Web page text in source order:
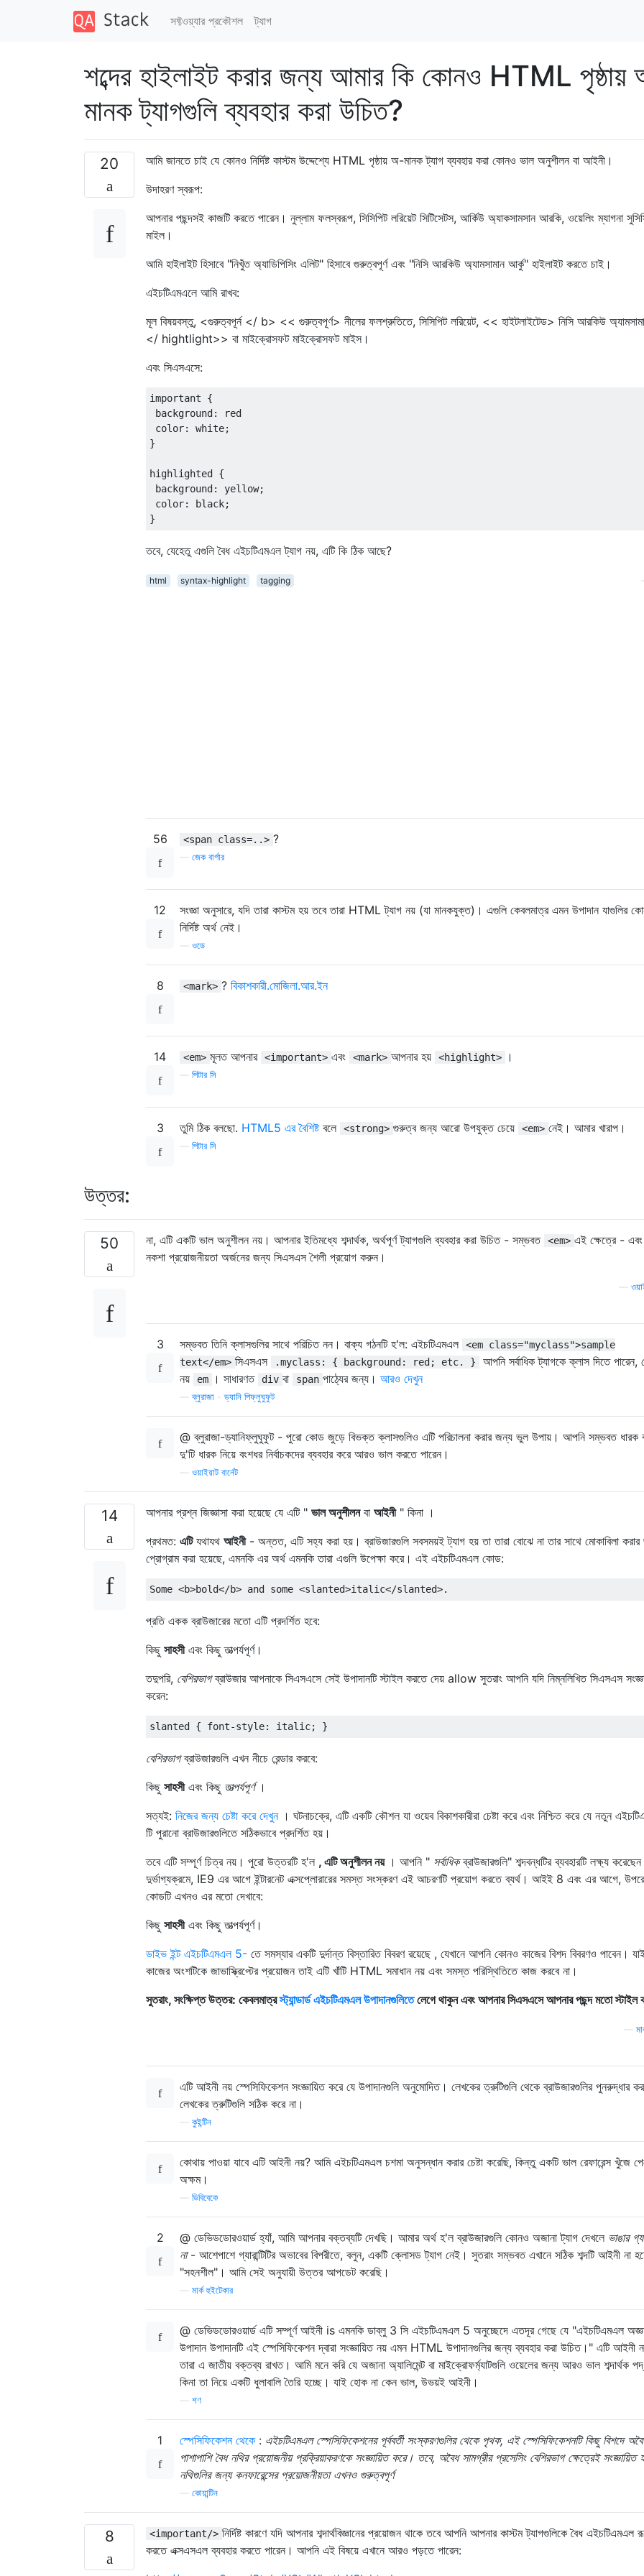
সফ্টওয়্যার প্রকৌশল ট্যাগ
শব্দের হাইলাইট করার জন্য আমার কি কোনও HTML
মানক ট্যাগগুলি ব্যবহার করা উচিত?
20
আমি জানতে চাই যে কোনও নির্দিষ্ট কাস্টম উদ্দেশ্যে HTML পৃষ্ঠায় অ-মানক ট্যাগ ব্যবহার করা কোনও ভাল অনুশীলন বা আইনী।
উদাহরণ স্বরূপ:
আপনার পছন্দসই কাজটি করতে পারেন। নুল্লাম ফলস্বরূপ, সিসিপিট লরিয়েট সিটিসেটস, আর্কিউ অ্যাকসামসান আরকি, ওয়েলিং ম্যাগনা
মাইল।
আমি হাইলাইট হিসাবে "নিখুঁত অ্যাডিপিসিং এলিট" হিসাবে গুরুত্বপূর্ণ এবং "নিসি আরকিউ অ্যামসামান আর্কু" হাইলাইট করতে চাই।
এইচটিএমএলে আমি রাখব:
মূল বিষয়বস্তু, <গুরুত্বপূর্ন </ b> << গুরুত্বপূর্ণ> নীলের ফলশ্রুতিতে, সিসিপিট লরিয়েট, << হাইটলাইটেড> নিসি আরকিউ
</ hightlight>> বা মাইক্রোসফট মাইক্রোসফট মাইস।
এবং সিএসএসে:
important {
background: red
color: white;
}
highlighted {
background: yellow;
color: black;
}
তবে, যেহেতু এগুলি বৈধ এইচটিএমএল ট্যাগ নয়, এটি কি ঠিক আছে?
html syntax-highlight tagging
56 <span class=..> ?
জেক বার্গার
12
সংজ্ঞা অনুসারে, যদি তারা কাস্টম হয় তবে তারা HTML ট্যাগ নয় (যা মানকযুক্ত)। এগুলি কেবলমাত্র এমন উপাদান যাগুলির
নির্দিষ্ট অর্থ নেই।
ওডে
8 <mark> ? বিকাশকারী.মোজিলা.আর.ইন
14 <em> মূলত আপনার <important> এবং <mark> আপনার হয় <highlight> ।
পিটার সি
3 তুমি ঠিক বলছো. HTML5 এর বৈশিষ্টবলে <strong> গুরুত্ব জন্য আরো উপযুক্ত চেয়ে <em> নেই। আমার খারাপ।
পিটার সি
উত্তর:
50 না, এটি একটি ভাল অনুশীলন নয়। আপনার ইতিমধ্যে শব্দার্থক, অর্থপূর্ণ ট্যাগগুলি ব্যবহার করা উচিত - সম্ভবত <em> এই ক্ষেত্রে -
নকশা প্রয়োজনীয়তা অর্জনের জন্য সিএসএস শৈলী প্রয়োগ করুন।
3 সম্ভবত তিনি ক্লাসগুলির সাথে পরিচিত নন। বাক্য গঠনটি হ'ল: এইচটিএমএল
<em class="myclass">sample
text</em> সিএসএস .myclass: { background: red; etc. }
আপনি সর্বাধিক ট্যাগকে ক্লাস দিতে পারেন,
নয়
em । সাধারণত div বা span পাঠ্যের জন্য। আরও দেখুন
—ব্লুরাজা - ড্যানি পিফ্লুঘুফুট
@ ব্লুরাজা-ড্যানিফ্লুঘুফুট - পুরো কোড জুড়ে বিভক্ত ক্লাসগুলিও এটি পরিচালনা করার জন্য ভুল উপায়। আপনি সম্ভবত ধারক
দু'টি ধারক নিয়ে বংশধর নির্বাচকদের ব্যবহার করে আরও ভাল করতে পারেন।
ওয়াইয়াট বার্নেট
14 আপনার প্রশ্ন জিজ্ঞাসা করা হয়েছে যে এটি " ভাল অনুশীলনবা আইনী" কিনা ।
প্রথমত: এটিযথাযথ আইনী- অন্তত, এটি সহ্য করা হয়। ব্রাউজারগুলি সবসময়ই ট্যাগ হয় তা তারা বোঝে না তার সাথে মোকাবিলা
প্রোগ্রাম করা হয়েছে, এমনকি এর অর্থ এমনকি তারা এগুলি উপেক্ষা করে। এই এইচটিএমএল কোড:
Some <b>bold</b> and some <slanted>italic</slanted>.
প্রতি একক ব্রাউজারের মতো এটি প্রদর্শিত হবে:
কিছু সাহসীএবং কিছু তাত্পর্যপূর্ণ।
তদুপরি, বেশিরভাগব্রাউজার আপনাকে সিএসএসে সেই উপাদানটি স্টাইল করতে দেয় allow সুতরাং আপনি যদি নিম্নলিখিত সিএসএস
করেন:
slanted { font-style: italic; }
বেশিরভাগব্রাউজারগুলি এখন নীচে রেন্ডার করবে:
কিছু সাহসীএবং কিছু তাত্পর্যপূর্ণ।
সত্যই: নিজের জন্য চেষ্টা করে দেখুন। ঘটনাচক্রে, এটি একটি কৌশল যা ওয়েব বিকাশকারীরা চেষ্টা করে এবং নিশ্চিত করে যে নতুন
টি পুরানো ব্রাউজারগুলিতে সঠিকভাবে প্রদর্শিত হয়।
তবে এটি সম্পূর্ণ চিত্র নয়। পুরো উত্তরটি হ'ল , এটি অনুশীলন নয়। আপনি " সর্বাধিকব্রাউজারগুলি" শব্দবন্ধটির ব্যবহারটি লক্ষ্য
দুর্ভাগ্যক্রমে, IE9 এর আগে ইন্টারনেট এক্সপ্লোরারের সমস্ত সংস্করণ এই আচরণটি প্রয়োগ করতে ব্যর্থ। আইই 8 এবং এর আগে,
কোডটি এখনও এর মতো দেখাবে:
কিছু সাহসীএবং কিছু তাত্পর্যপূর্ণ।
ডাইভ ইন্ট এইচটিএমএল 5- তে সমস্যার একটি দুর্দান্ত বিস্তারিত বিবরণ রয়েছে , যেখানে আপনি কোনও কাজের বিশদ বিবরণও পাবেন।
কাজের অংশটিকে জাভাস্ক্রিপ্টের প্রয়োজন তাই এটি খাঁটি HTML সমাধান নয় এবং সমস্ত পরিস্থিতিতে কাজ করবে না।
সুতরাং, সংক্ষিপ্ত উত্তর: কেবলমাত্রস্ট্যান্ডার্ড এইচটিএমএল উপাদানগুলিতেলেগে থাকুন এবং আপনার সিএসএসে আপনার পছন্দ মতো
এটি আইনী নয় স্পেসিফিকেশন সংজ্ঞায়িত করে যে উপাদানগুলি অনুমোদিত। লেখকের ত্রুটিগুলি থেকে ব্রাউজারগুলির পুনরুদ্ধার
লেখকের ত্রুটিগুলি সঠিক করে না।
কুইন্টিন
কোথায় পাওয়া যাবে এটি আইনী নয়? আমি এইচটিএমএল চশমা অনুসন্ধান করার চেষ্টা করেছি, কিন্তু একটি ভাল রেফারেন্স খুঁজে
অক্ষম।
ডিবিবেকে
2 @ ডেভিডডোরওয়ার্ড হ্যাঁ, আমি আপনার বক্তব্যটি দেখছি। আমার অর্থ হ'ল ব্রাউজারগুলি কোনও অজানা ট্যাগ দেখলে ভাঙার
না- আশেপাশে গ্যারান্টিটির অভাবের বিপরীতে, বলুন, একটি ক্লোসড ট্যাগ নেই। সুতরাং সম্ভবত এখানে সঠিক শব্দটি আইনী না
"সহনশীল"। আমি সেই অনুযায়ী উত্তর আপডেট করেছি।
মার্ক হুইটেকার
@ ডেভিডডোরওয়ার্ড এটি সম্পূর্ণ আইনী is এমনকি ডাব্লু 3 সি এইচটিএমএল 5 অনুচ্ছেদে এতদূর গেছে যে "এইচটিএমএল
উপাদান উপাদানটি এই স্পেসিফিকেশন দ্বারা সংজ্ঞায়িত নয় এমন HTML উপাদানগুলির জন্য ব্যবহার করা উচিত।" এটি আইনী
তারা এ জাতীয় বক্তব্য রাখত। আমি মনে করি যে অজানা অ্যালিমেন্ট বা মাইক্রোফর্ম্যাটগুলি ওয়েলের জন্য আরও ভাল শব্দার্থক
কিনা তা নিয়ে একটি ধুলাবালি তৈরি হচ্ছে। যাই হোক না কেন ভাল, উভয়ই আইনী।
শণ
1 স্পেসিফিকেশন থেকে : এইচটিএমএল স্পেসিফিকেশনের পূর্ববর্তী সংস্করণগুলির থেকে পৃথক, এই স্পেসিফিকেশনটি কিছু বিশদে
পাশাপাশি বৈধ নথির প্রয়োজনীয় প্রক্রিয়াকরণকে সংজ্ঞায়িত করে। তবে, অবৈধ সামগ্রীর প্রসেসিং বেশিরভাগ ক্ষেত্রেই সংজ্ঞায়িত
নথিগুলির জন্য কনফারেন্সের প্রয়োজনীয়তা এখনও গুরুত্বপূর্ণ
কোয়ান্টিন
8 <important/> নির্দিষ্ট কারণে যদি আপনার শব্দার্থবিজ্ঞানের প্রয়োজন থাকে তবে আপনি আপনার কাস্টম ট্যাগগুলিকে বৈধ এইচটিএমএল
করতে এক্সএসএল ব্যবহার করতে পারেন। আপনি এই বিষয়ে এখানে আরও পড়তে পারেন: